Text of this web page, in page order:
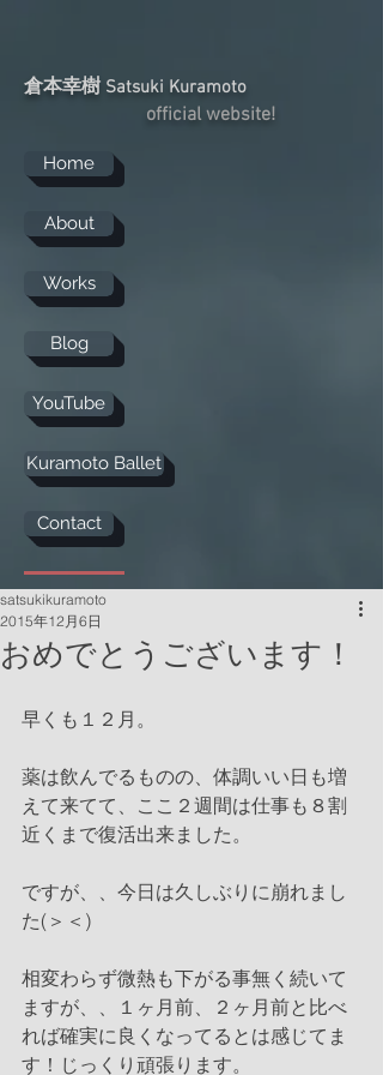
倉本幸樹 Satsuki Kuramoto
official website!
Home
About
Works
Blog
YouTube
Kuramoto Ballet
Contact
おめでとうございます！
satsukikuramoto
2015年12月6日
早くも１２月。
薬は飲んでるものの、体調いい日も増
えて来てて、ここ２週間は仕事も８割
近くまで復活出来ました。
ですが、、今日は久しぶりに崩れまし
た(＞＜)
相変わらず微熱も下がる事無く続いて
ますが、、１ヶ月前、２ヶ月前と比べ
れば確実に良くなってるとは感じてま
す！じっくり頑張ります。